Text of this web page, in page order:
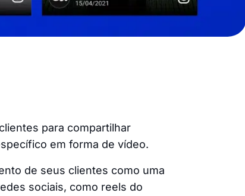
para compartilhar
em forma de vídeo.
de seus clientes como uma
sociais, como reels do